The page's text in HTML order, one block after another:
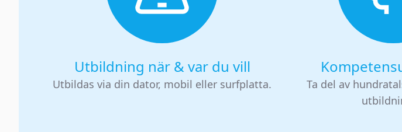
Utbildning när & var du vill
Utbildas via din dator, mobil eller surfplatta.
Ta del av